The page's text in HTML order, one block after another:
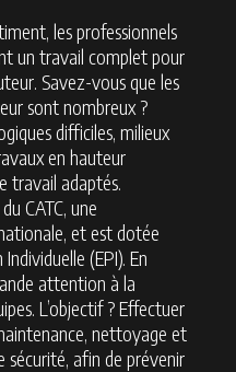
les professionnels
un travail complet pour
Savez-vous que les
sont nombreux ?
difficiles, milieux
en hauteur
travail adaptés.
CATC, une
et est dotée
(EPI). En
attention à la
L’objectif ? Effectuer
nettoyage et
afin de prévenir